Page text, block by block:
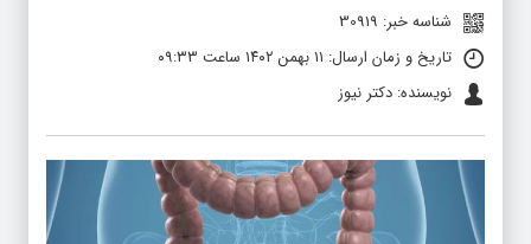
شناسه خبر: 30919
تاریخ و زمان ارسال: ۱۱ بهمن ۱۴۰۲ ساعت ۰۹:۳۳
نویسنده: دکتر نیوز